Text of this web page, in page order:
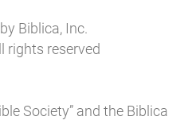
Biblica, Inc.
rights reserved
Society” and the Biblica